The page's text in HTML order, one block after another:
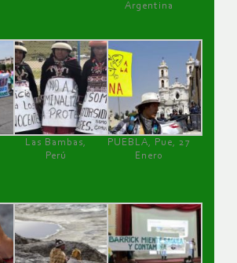
Argentina
Las Bambas,
Perú
PUEBLA, Pue, 27
Enero